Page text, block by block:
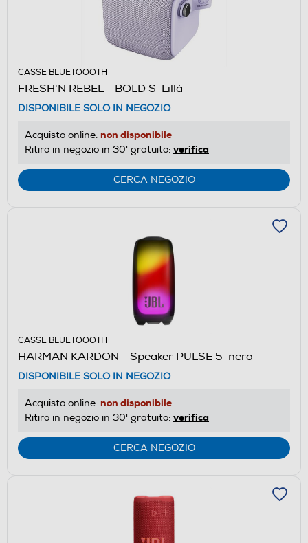
CASSE BLUETOOOTH
FRESH'N REBEL - BOLD S-Lillà
DISPONIBILE SOLO IN NEGOZIO
Acquisto online: non disponibile
Ritiro in negozio in 30' gratuito: verifica
CERCA NEGOZIO
CASSE BLUETOOOTH
HARMAN KARDON - Speaker PULSE 5-nero
DISPONIBILE SOLO IN NEGOZIO
Acquisto online: non disponibile
Ritiro in negozio in 30' gratuito: verifica
CERCA NEGOZIO